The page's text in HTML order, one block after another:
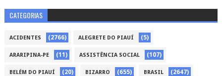
CATEGORIAS
ACIDENTES (2766) ALEGRETE DO PIAUÍ (5)
ARARIPINA-PE (11) ASSISTÊNCIA SOCIAL (107)
BELÉM DO PIAUÍ (20) BIZARRO (655) BRASIL (2647)